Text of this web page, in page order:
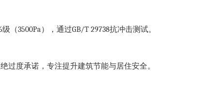
3500Pa），通过GB/T 29738抗冲击测试。
过度承诺，专注提升建筑节能与居住安全。